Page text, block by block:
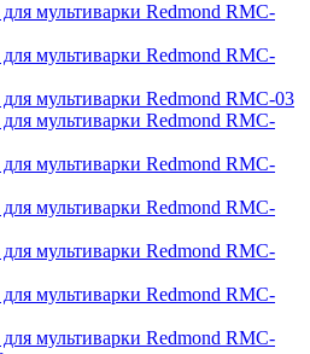
для мультиварки Redmond RMC-
для мультиварки Redmond RMC-
для мультиварки Redmond RMC-03
для мультиварки Redmond RMC-
для мультиварки Redmond RMC-
для мультиварки Redmond RMC-
для мультиварки Redmond RMC-
для мультиварки Redmond RMC-
для мультиварки Redmond RMC-